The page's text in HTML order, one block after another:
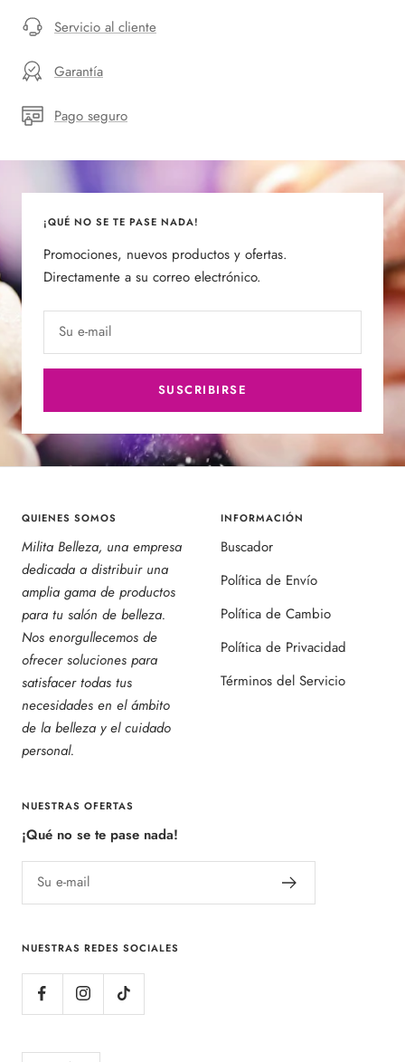
Servicio al cliente
Garantía
Pago seguro
¡QUÉ NO SE TE PASE NADA!
Promociones, nuevos productos y ofertas.
Directamente a su correo electrónico.
Su e-mail
SUSCRIBIRSE
QUIENES SOMOS
Milita Belleza, una empresa
dedicada a distribuir una
amplia gama de productos
para tu salón de belleza.
Nos enorgullecemos de
ofrecer soluciones para
satisfacer todas tus
necesidades en el ámbito
de la belleza y el cuidado
personal.
INFORMACIÓN
Buscador
Política de Envío
Política de Cambio
Política de Privacidad
Términos del Servicio
NUESTRAS OFERTAS
¡Qué no se te pase nada!
Su e-mail
NUESTRAS REDES SOCIALES